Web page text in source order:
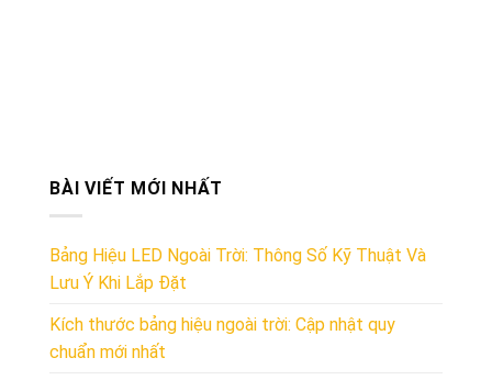
BÀI VIẾT MỚI NHẤT
Bảng Hiệu LED Ngoài Trời: Thông Số Kỹ Thuật Và
Lưu Ý Khi Lắp Đặt
Kích thước bảng hiệu ngoài trời: Cập nhật quy
chuẩn mới nhất